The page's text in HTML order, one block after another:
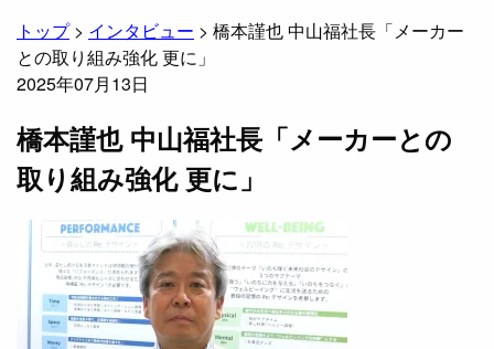
トップ> インタビュー > 橋本謹也 中山福社長「メーカー
との取り組み強化 更に」
2025年07月13日
橋本謹也 中山福社長「メーカーとの
取り組み強化 更に」